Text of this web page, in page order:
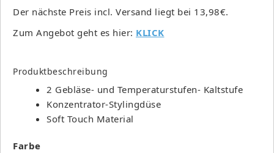
Der nächste Preis incl. Versand liegt bei 13,98€.
Zum Angebot geht es hier: KLICK
Produktbeschreibung
2 Gebläse- und Temperaturstufen- Kaltstufe
Konzentrator-Stylingdüse
Soft Touch Material
Farbe